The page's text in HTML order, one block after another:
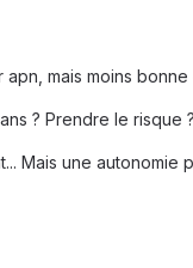
mais moins bonne
? Prendre le risque ?
Mais une autonomie